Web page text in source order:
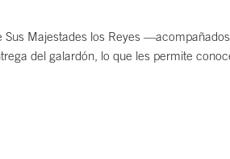
Majestades los Reyes
del galardón, lo que les permite